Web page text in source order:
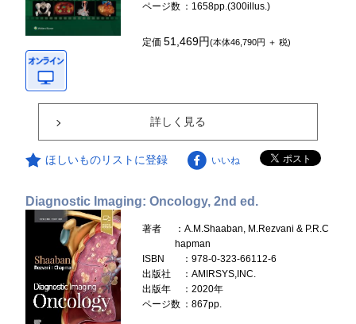
ページ数 ：1658pp.(300illus.)
定価51,469円(本体46,790円 ＋ 税)
詳しく見る
ほしいものリストに登録 いいね
Diagnostic Imaging: Oncology, 2nd ed.
著者
：A.M.Shaaban, M.Rezvani & P.R.C
hapman
ISBN
：978-0-323-66112-6
出版社
：AMIRSYS,INC.
出版年
：2020年
ページ数 ：867pp.